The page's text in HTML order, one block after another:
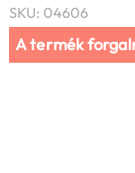
SKU: 04606
A termék